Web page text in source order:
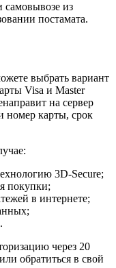
из
постамата.
выбрать вариант
Visa и Master
на сервер
номер карты, срок
3D-Secure;
покупки;
в интернете;
через 20
обратиться в свой